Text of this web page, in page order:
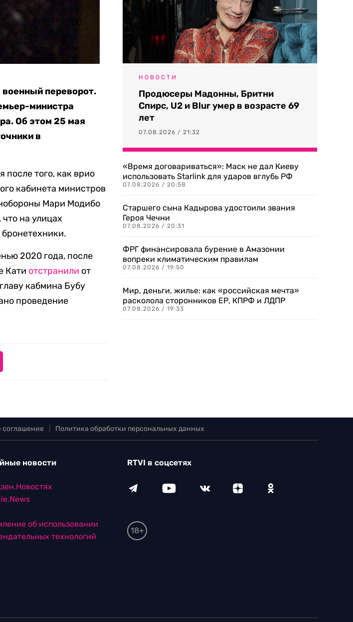
переворот.
министра
Об этом 25 мая
в
после того, как врио
кабинета министров
Мари Модибо
на улицах
2020 года, после
Кати отстранили от
кабмина Бубу
проведение
НОВОСТИ
Продюсеры Мадонны, Бритни
Спирс, U2 и Blur умер в возрасте 69
лет
07.08.2026 / 21:32
«Время договариваться»: Маск не дал Киеву
использовать Starlink для ударов вглубь РФ
07.08.2026 / 20:58
Старшего сына Кадырова удостоили звания
Героя Чечни
07.08.2026 / 20:31
ФРГ финансировала бурение в Амазонии
вопреки климатическим правилам
07.08.2026 / 19:50
Мир, деньги, жилье: как «российская мечта»
расколола сторонников ЕР, КПРФ и ЛДПР
07.08.2026 / 19:33
соглашение Политика обработки персональных данных
новости
об использовании
технологий
RTVI в соцсетях
18+